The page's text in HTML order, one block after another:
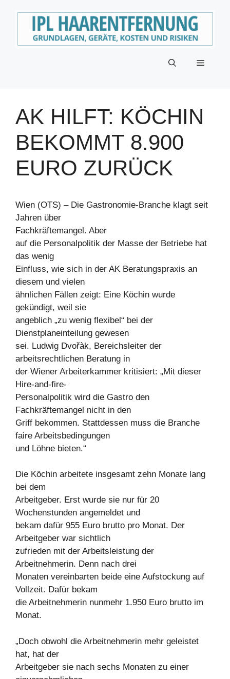
Menü
AK HILFT: KÖCHIN
BEKOMMT 8.900
EURO ZURÜCK
Wien (OTS) – Die Gastronomie-Branche klagt seit
Jahren über
Fachkräftemangel. Aber
auf die Personalpolitik der Masse der Betriebe hat
das wenig
Einfluss, wie sich in der AK Beratungspraxis an
diesem und vielen
ähnlichen Fällen zeigt: Eine Köchin wurde
gekündigt, weil sie
angeblich „zu wenig flexibel“ bei der
Dienstplaneinteilung gewesen
sei. Ludwig Dvořàk, Bereichsleiter der
arbeitsrechtlichen Beratung in
der Wiener Arbeiterkammer kritisiert: „Mit dieser
Hire-and-fire-
Personalpolitik wird die Gastro den
Fachkräftemangel nicht in den
Griff bekommen. Stattdessen muss die Branche
faire Arbeitsbedingungen
und Löhne bieten.“
Die Köchin arbeitete insgesamt zehn Monate lang
bei dem
Arbeitgeber. Erst wurde sie nur für 20
Wochenstunden angemeldet und
bekam dafür 955 Euro brutto pro Monat. Der
Arbeitgeber war sichtlich
zufrieden mit der Arbeitsleistung der
Arbeitnehmerin. Denn nach drei
Monaten vereinbarten beide eine Aufstockung auf
Vollzeit. Dafür bekam
die Arbeitnehmerin nunmehr 1.950 Euro brutto im
Monat.
„Doch obwohl die Arbeitnehmerin mehr geleistet
hat, hat der
Arbeitgeber sie nach sechs Monaten zu einer